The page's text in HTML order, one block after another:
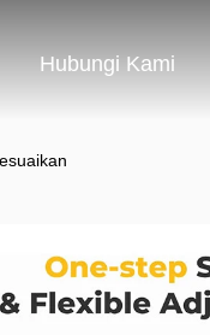
Hubungi Kami